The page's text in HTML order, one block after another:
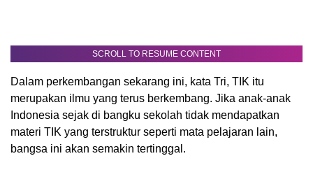
SCROLL TO RESUME CONTENT
Dalam perkembangan sekarang ini, kata Tri, TIK itu
merupakan ilmu yang terus berkembang. Jika anak-anak
Indonesia sejak di bangku sekolah tidak mendapatkan
materi TIK yang terstruktur seperti mata pelajaran lain,
bangsa ini akan semakin tertinggal.